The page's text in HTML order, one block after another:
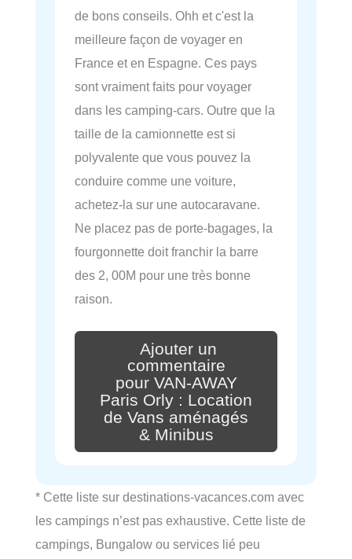
de bons conseils. Ohh et c'est la
meilleure façon de voyager en
France et en Espagne. Ces pays
sont vraiment faits pour voyager
dans les camping-cars. Outre que la
taille de la camionnette est si
polyvalente que vous pouvez la
conduire comme une voiture,
achetez-la sur une autocaravane.
Ne placez pas de porte-bagages, la
fourgonnette doit franchir la barre
des 2, 00M pour une très bonne
raison.
Ajouter un
commentaire
pour VAN-AWAY
Paris Orly : Location
de Vans aménagés
& Minibus
* Cette liste sur destinations-vacances.com avec
les campings n’est pas exhaustive. Cette liste de
campings, Bungalow ou services lié peu